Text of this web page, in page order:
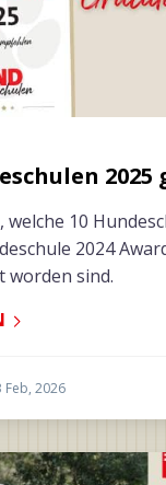
welche 10
2024
worden sind.
Feb, 2026